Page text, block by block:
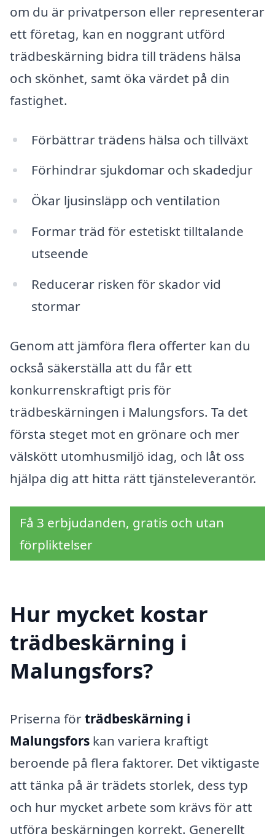
om du är privatperson eller representerar
ett företag, kan en noggrant utförd
trädbeskärning bidra till trädens hälsa
och skönhet, samt öka värdet på din
fastighet.
Förbättrar trädens hälsa och tillväxt
Förhindrar sjukdomar och skadedjur
Ökar ljusinsläpp och ventilation
Formar träd för estetiskt tilltalande
utseende
Reducerar risken för skador vid
stormar
Genom att jämföra flera offerter kan du
också säkerställa att du får ett
konkurrenskraftigt pris för
trädbeskärningen i Malungsfors. Ta det
första steget mot en grönare och mer
välskött utomhusmiljö idag, och låt oss
hjälpa dig att hitta rätt tjänsteleverantör.
Få 3 erbjudanden, gratis och utan
förpliktelser
Hur mycket kostar
trädbeskärning i
Malungsfors?
Priserna förträdbeskärning i
Malungsfors kan variera kraftigt
beroende på flera faktorer. Det viktigaste
att tänka på är trädets storlek, dess typ
och hur mycket arbete som krävs för att
utföra beskärningen korrekt. Generellt